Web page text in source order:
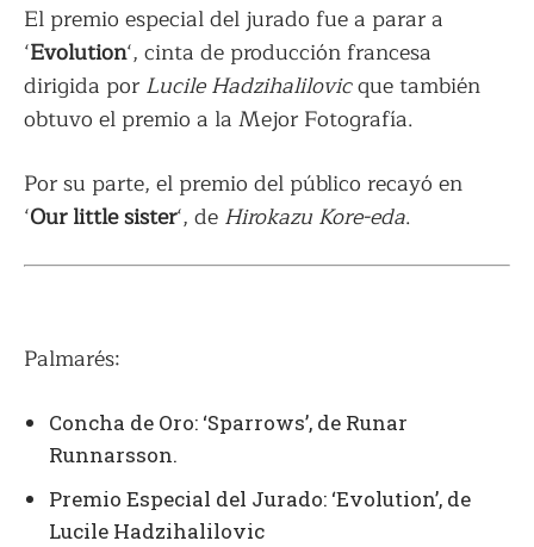
El premio especial del jurado fue a parar a
‘Evolution‘, cinta de producción francesa
dirigida por Lucile Hadzihalilovicque también
obtuvo el premio a la Mejor Fotografía.
Por su parte, el premio del público recayó en
‘Our little sister‘, de Hirokazu Kore-eda.
Palmarés:
Concha de Oro: ‘Sparrows’, de Runar
Runnarsson.
Premio Especial del Jurado: ‘Evolution’, de
Lucile Hadzihalilovic